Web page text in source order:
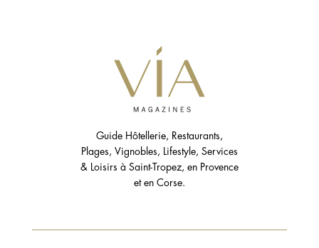
Guide Hôtellerie, Restaurants,
Plages, Vignobles, Lifestyle, Services
& Loisirs à Saint-Tropez, en Provence
et en Corse.